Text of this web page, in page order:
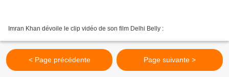
Imran Khan dévoile le clip vidéo de son film Delhi Belly :
< Page précédente Page suivante >